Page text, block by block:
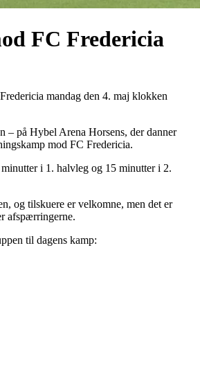
FC Fredericia
mandag den 4. maj klokken
– på Hybel Arena Horsens, der danner
mod FC Fredericia.
i 1. halvleg og 15 minutter i 2.
og tilskuere er velkomne, men det er
afspærringerne.
til dagens kamp: